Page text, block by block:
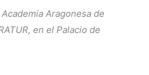
Aragonesa de
en el Palacio de